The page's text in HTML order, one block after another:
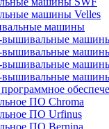
машины Velles
машины
ПО Chroma
ПО Urfinus
ПО Bernina